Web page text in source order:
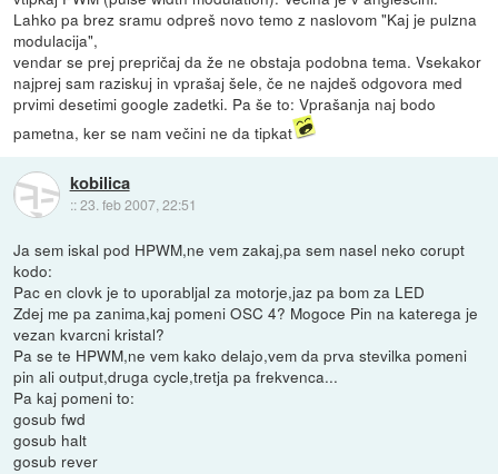
Lahko pa brez sramu odpreš novo temo z naslovom "Kaj je pulzna
modulacija",
vendar se prej prepričaj da že ne obstaja podobna tema. Vsekakor
najprej sam raziskuj in vprašaj šele, če ne najdeš odgovora med
prvimi desetimi google zadetki. Pa še to: Vprašanja naj bodo
pametna, ker se nam večini ne da tipkat
kobilica
::23. feb 2007, 22:51
Ja sem iskal pod HPWM,ne vem zakaj,pa sem nasel neko corupt
kodo:
Pac en clovk je to uporabljal za motorje,jaz pa bom za LED
Zdej me pa zanima,kaj pomeni OSC 4? Mogoce Pin na katerega je
vezan kvarcni kristal?
Pa se te HPWM,ne vem kako delajo,vem da prva stevilka pomeni
pin ali output,druga cycle,tretja pa frekvenca...
Pa kaj pomeni to:
gosub fwd
gosub halt
gosub rever